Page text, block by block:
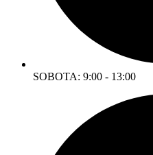
SOBOTA: 9:00 - 13:00